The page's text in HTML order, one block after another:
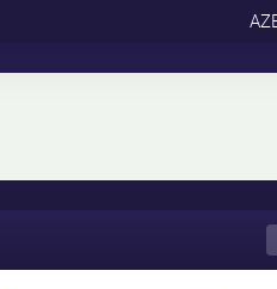
AZ